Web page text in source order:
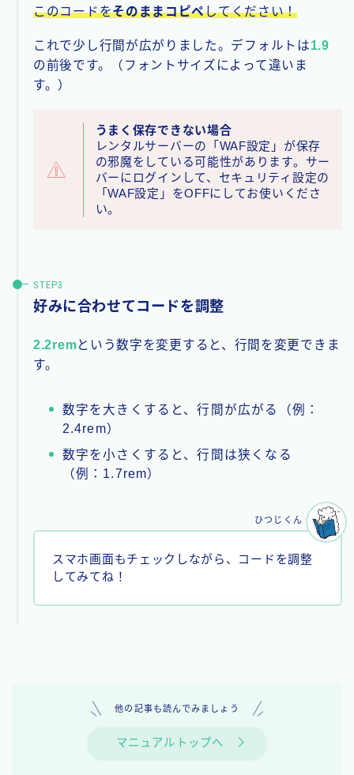
このコードをそのままコピペしてください！
これで少し行間が広がりました。デフォルトは1.9
の前後です。（フォントサイズによって違いま
す。）
うまく保存できない場合
レンタルサーバーの「WAF設定」が保存
の邪魔をしている可能性があります。サー
バーにログインして、セキュリティ設定の
「WAF設定」をOFFにしてお使いくださ
い。
好みに合わせてコードを調整
2.2remという数字を変更すると、行間を変更できま
す。
数字を大きくすると、行間が広がる（例：
2.4rem）
数字を小さくすると、行間は狭くなる
（例：1.7rem）
スマホ画面もチェックしながら、コードを調整
してみてね！
ひつじくん
他の記事も読んでみましょう
マニュアルトップへ